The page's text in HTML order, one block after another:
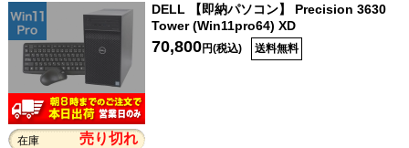
在庫 売り切れ
DELL 【即納パソコン】 Precision 3630
Tower (Win11pro64) XD
70,800円(税込) 送料無料